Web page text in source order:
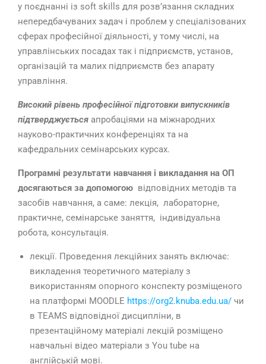
у поєднанні із soft skills для розв’язання складних
непередбачуваних задач і проблем у спеціалізованих
сферах професійної діяльності, у тому числі, на
управлінських посадах так і підприємств, установ,
організацій та малих підприємств без апарату
управління.
Високий рівень професійної підготовки випускників
підтверджується апробаціями на міжнародних
науково-практичних конференціях та на
кафедральних семінарських курсах.
Програмні результати навчання і викладання на ОП
досягаються за допомогою відповідних методів та
засобів навчання, а саме: лекція, лабораторне,
практичне, семінарське заняття, індивідуальна
робота, консультація.
лекції. Проведення лекційних занять включає:
викладення теоретичного матеріалу з
використанням опорного конспекту розміщеного
на платформі МООDLE https://org2.knuba.edu.ua/ чи
в TEAMS відповідної дисципліни, в
презентаційному матеріалі лекцій розміщено
навчальні відео матеріали з You tube на
англійській мові.